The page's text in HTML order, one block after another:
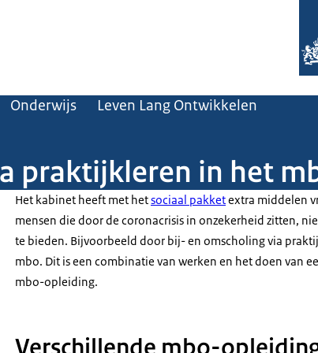
Onderwijs Leven Lang Ontwikkelen
praktijkleren in het
Het kabinet heeft met hetsociaal pakketextra middelen
mensen die door de coronacrisis in onzekerheid zitten,
te bieden. Bijvoorbeeld door bij- en omscholing via
mbo. Dit is een combinatie van werken en het doen van
mbo-opleiding.